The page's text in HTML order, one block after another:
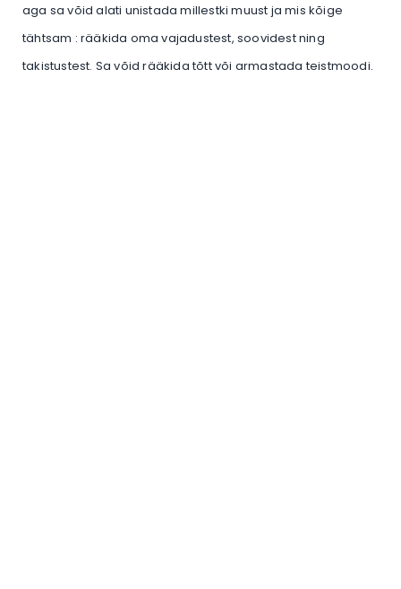
aga sa võid alati unistada millestki muust ja mis kõige
tähtsam : rääkida oma vajadustest, soovidest ning
takistustest. Sa võid rääkida tõtt või armastada teistmoodi.